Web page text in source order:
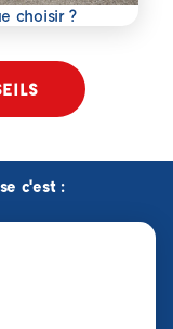
choisir ?
c'est :